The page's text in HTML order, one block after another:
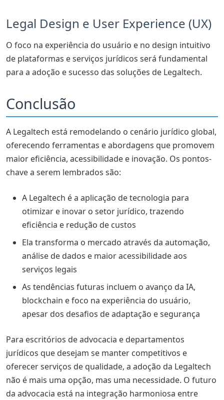
Legal Design e User Experience (UX)
O foco na experiência do usuário e no design intuitivo
de plataformas e serviços jurídicos será fundamental
para a adoção e sucesso das soluções de Legaltech.
Conclusão
A Legaltech está remodelando o cenário jurídico global,
oferecendo ferramentas e abordagens que promovem
maior eficiência, acessibilidade e inovação. Os pontos-
chave a serem lembrados são:
A Legaltech é a aplicação de tecnologia para
otimizar e inovar o setor jurídico, trazendo
eficiência e redução de custos
Ela transforma o mercado através da automação,
análise de dados e maior acessibilidade aos
serviços legais
As tendências futuras incluem o avanço da IA,
blockchain e foco na experiência do usuário,
apesar dos desafios de adaptação e segurança
Para escritórios de advocacia e departamentos
jurídicos que desejam se manter competitivos e
oferecer serviços de qualidade, a adoção da Legaltech
não é mais uma opção, mas uma necessidade. O futuro
da advocacia está na integração harmoniosa entre